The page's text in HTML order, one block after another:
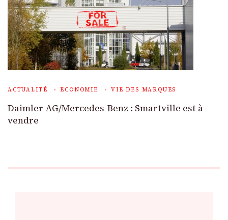
ACTUALITÉ ECONOMIE VIE DES MARQUES
Daimler AG/Mercedes-Benz : Smartville est à
vendre